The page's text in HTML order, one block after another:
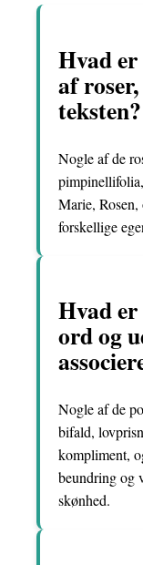
Hvad
af
teksten?
Nogle af de
Marie, Rosen,
forskellige
Hvad
ord og
Nogle af de
bifald,
kompliment,
beundring og
skønhed.